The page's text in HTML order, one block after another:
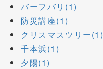
バーフバリ(1)
防災講座(1)
クリスマスツリー(1)
千本浜(1)
夕陽(1)